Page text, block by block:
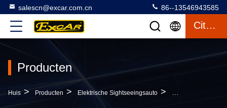
salescn@excar.com.cn 86--13546943585
Citaat
Producten
Huis > Producten > Elektrische Sightseeingsauto > Bevallige